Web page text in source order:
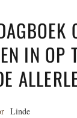
IN OP
Linde